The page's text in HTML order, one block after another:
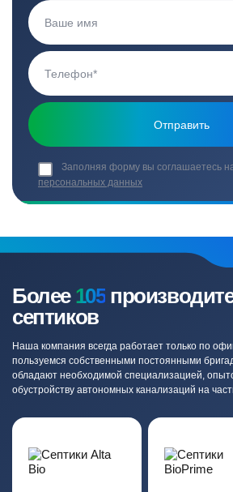
Заполняя форму вы соглашаетесь
персональных данных
Более 105
септиков
Наша компания всегда работает только по
пользуемся собственными постоянными
обладают необходимой специализацией,
обустройству автономных канализаций на